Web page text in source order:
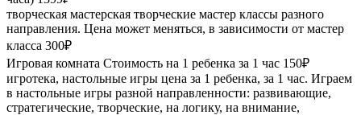
творческая мастерская творческие мастер классы разного
направления. Цена может меняться, в зависимости от мастер
класса 300₽
Игровая комната Стоимость на 1 ребенка за 1 час 150₽
игротека, настольные игры цена за 1 ребенка, за 1 час. Играем
в настольные игры разной направленности: развивающие,
стратегические, творческие, на логику, на внимание,